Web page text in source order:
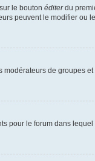
le bouton éditerdu
peuvent le modifier ou
de groupes
pour le forum dans